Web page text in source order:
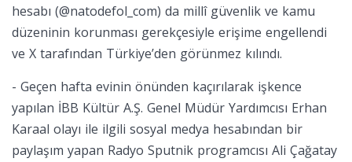
hesabı (@natodefol_com) da millî güvenlik ve kamu
düzeninin korunması gerekçesiyle erişime engellendi
ve X tarafından Türkiye’den görünmez kılındı.
- Geçen hafta evinin önünden kaçırılarak işkence
yapılan İBB Kültür A.Ş. Genel Müdür Yardımcısı Erhan
Karaal olayı ile ilgili sosyal medya hesabından bir
paylaşım yapan Radyo Sputnik programcısı Ali Çağatay